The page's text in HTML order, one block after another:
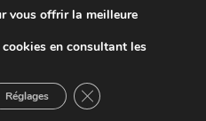
Company- Agence de
communication
vous offrir la meilleure
en consultant les
Réglages Fermer la bannière